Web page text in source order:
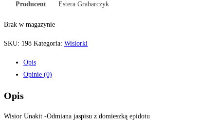
Producent
Estera Grabarczyk
Brak w magazynie
SKU: 198 Kategoria: Wisiorki
Opis
Opinie (0)
Opis
Wisior Unakit -Odmiana jaspisu z domieszką epidotu